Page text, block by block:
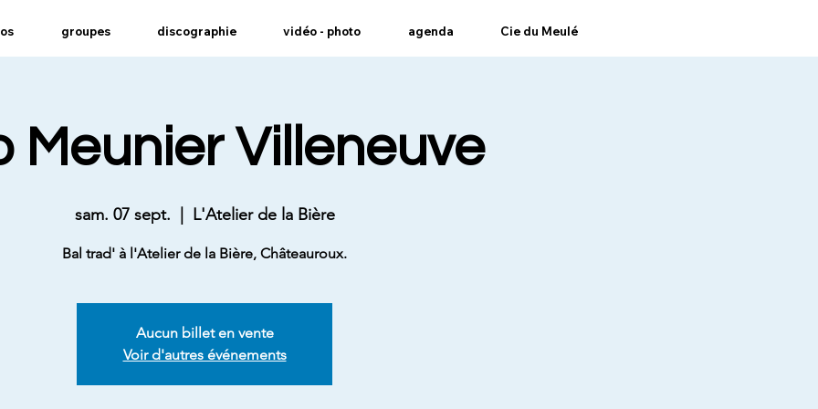
groupes discographie vidéo - photo agenda Cie du Meulé
Meunier Villeneuve
sam. 07 sept. L'Atelier de la Bière
Bal trad' à l'Atelier de la Bière, Châteauroux.
Aucun billet en vente
Voir d'autres événements